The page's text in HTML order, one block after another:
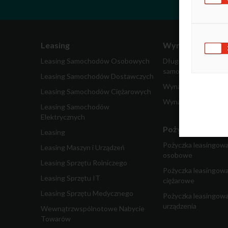
Leasing
Leasing Samochodów Osobowych
Leasing Samochodów Dostawczych
Leasing Samochodów Ciężarowych
Leasing Samochodów
Elektrycznych
Leasing
Leasing Maszyn i Urządzeń
Leasing Sprzętu Rolniczego
Leasing Sprzętu IT
Leasing Sprzętu Medycznego
Wewnątrzwspólnotowe Nabycie
Towarów
Wynajem
Długoterminowy
samochodów
Wynajem
Wynajem pojazdów
Pożyczka dla firm
Pożyczka
osobowe
Pożyczka
ciężarowe
Pożyczka
urządzenia